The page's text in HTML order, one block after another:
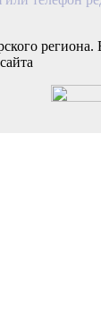
региона.